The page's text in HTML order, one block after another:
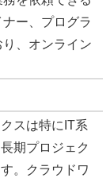
ー、プログラ
、オンライン
スは特にIT系
期プロジェク
。クラウドワ